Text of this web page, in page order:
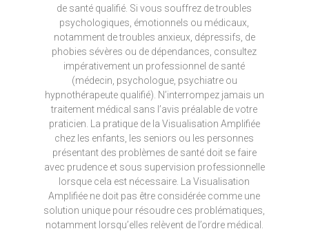
de santé qualifié. Si vous souffrez de troubles
psychologiques, émotionnels ou médicaux,
notamment de troubles anxieux, dépressifs, de
phobies sévères ou de dépendances, consultez
impérativement un professionnel de santé
(médecin, psychologue, psychiatre ou
hypnothérapeute qualifié). N’interrompez jamais un
traitement médical sans l’avis préalable de votre
praticien. La pratique de la Visualisation Amplifiée
chez les enfants, les seniors ou les personnes
présentant des problèmes de santé doit se faire
avec prudence et sous supervision professionnelle
lorsque cela est nécessaire. La Visualisation
Amplifiée ne doit pas être considérée comme une
solution unique pour résoudre ces problématiques,
notamment lorsqu’elles relèvent de l’ordre médical.